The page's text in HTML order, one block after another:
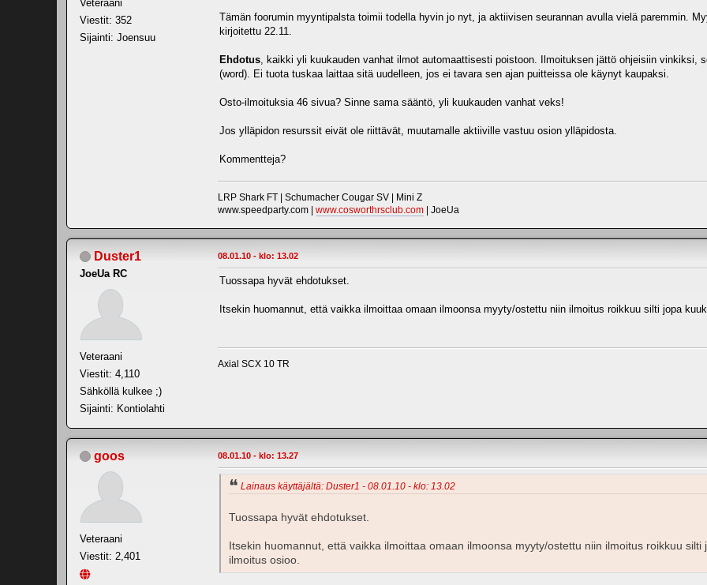
Veteraani
Viestit: 352
Sijainti: Joensuu
Tämän foorumin myyntipalsta toimii todella hyvin jo nyt, ja aktiivisen seurannan avulla vielä paremmin.
kirjoitettu 22.11.
Ehdotus , kaikki yli kuukauden vanhat ilmot automaattisesti poistoon. Ilmoituksen jättö ohjeisiin
(word). Ei tuota tuskaa laittaa sitä uudelleen, jos ei tavara sen ajan puitteissa ole käynyt kaupaksi.
Osto-ilmoituksia 46 sivua? Sinne sama sääntö, yli kuukauden vanhat veks!
Jos ylläpidon resurssit eivät ole riittävät, muutamalle aktiiville vastuu osion ylläpidosta.
Kommentteja?
LRP Shark FT | Schumacher Cougar SV | Mini Z
www.speedparty.com | www.cosworthrsclub.com | JoeUa
Duster1
JoeUa RC
Veteraani
Viestit: 4,110
Sähköllä kulkee ;)
Sijainti: Kontiolahti
08.01.10 - klo: 13.02
Tuossapa hyvät ehdotukset.
Itsekin huomannut, että vaikka ilmoittaa omaan ilmoonsa myyty/ostettu niin ilmoitus roikkuu silti jopa
Axial SCX 10 TR
goos
Veteraani
Viestit: 2,401
08.01.10 - klo: 13.27
Lainaus käyttäjältä: Duster1 - 08.01.10 - klo: 13.02
Tuossapa hyvät ehdotukset.
Itsekin huomannut, että vaikka ilmoittaa omaan ilmoonsa myyty/ostettu niin ilmoitus roikkuu
ilmoitus osioo.